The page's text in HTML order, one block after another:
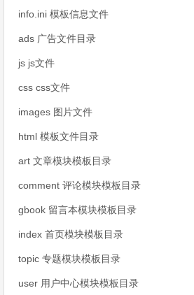
info.ini 模板信息文件
ads 广告文件目录
js js文件
css css文件
images 图片文件
html 模板文件目录
art 文章模块模板目录
comment 评论模块模板目录
gbook 留言本模块模板目录
index 首页模块模板目录
topic 专题模块模板目录
user 用户中心模块模板目录